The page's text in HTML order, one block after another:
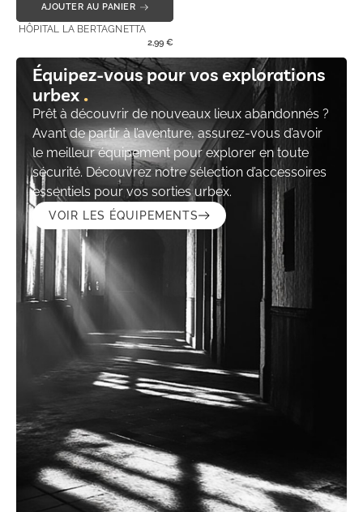
AJOUTER AU PANIER
HÔPITAL LA BERTAGNETTA
2,99 €
Équipez-vous pour vos explorations
urbex
Prêt à découvrir de nouveaux lieux abandonnés ?
Avant de partir à l’aventure, assurez-vous d’avoir
le meilleur équipement pour explorer en toute
sécurité. Découvrez notre sélection d’accessoires
essentiels pour vos sorties urbex.
VOIR LES ÉQUIPEMENTS